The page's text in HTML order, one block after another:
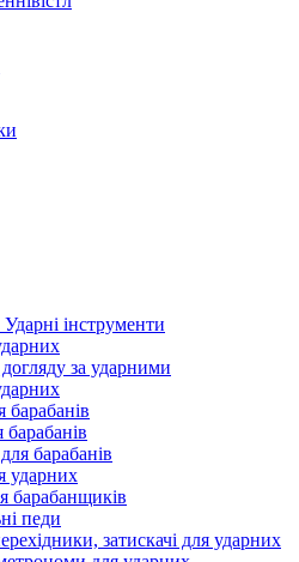
Ударні інструменти
за ударними
барабанів
барабанів
барабанів
ударних
барабанщиків
педи
затискачі для ударних